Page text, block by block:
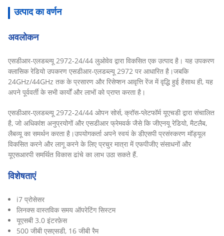
उत्पाद का वर्णन
अवलोकन
एसडीआर-एलडब्ल्यू 2972-24/44 लुओवेव द्वारा विकसित एक उत्पाद है। यह उपकरण
क्लासिक रेडियो उपकरण एसडीआर-एलडब्ल्यू 2972 पर आधारित है।जबकि
24GHz/44GHz तक के प्रसारण और रिसेप्शन आवृत्ति रेंज में वृद्धि हुई हैसाथ ही, यह
अपने पूर्ववर्ती के सभी कार्यों और लाभों को प्राप्त करता है।
एसडीआर-एलडब्ल्यू 2972-24/44 ओपन सोर्स, क्रॉस-प्लेटफॉर्म यूएचडी द्वारा संचालित
है, जो अधिकांश अनुप्रयोगों और एसडीआर फ्रेमवर्क जैसे कि जीएनयू रेडियो, मैटलैब,
लैबव्यू का समर्थन करता है।उपयोगकर्ता अपने स्वयं के डीएसपी प्रसंस्करण मॉड्यूल
विकसित करने और लागू करने के लिए प्रचुर मात्रा में एफपीजीए संसाधनों और
यूएसआरपी समर्थित विकास ढांचे का लाभ उठा सकते हैं.
विशेषताएं
i7 प्रोसेसर
लिनक्स वास्तविक समय ऑपरेटिंग सिस्टम
यूएसबी 3.0 इंटरफ़ेस
500 जीबी एसएसडी, 16 जीबी रैम